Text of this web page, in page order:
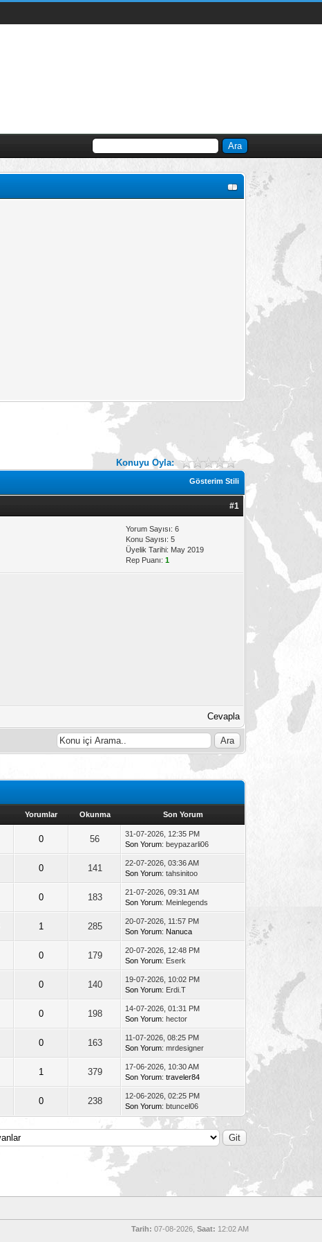
Konuyu Oyla:
Gösterim Stili
#1
Yorum Sayısı: 6
Konu Sayısı: 5
Üyelik Tarihi: May 2019
Rep Puanı:1
Cevapla
Yorumlar Okunma Son Yorum
0 56
31-07-2026, 12:35 PM
Son Yorum: beypazarli06
0 141
22-07-2026, 03:36 AM
Son Yorum: tahsinitoo
0 183
21-07-2026, 09:31 AM
Son Yorum: Meinlegends
1 285
20-07-2026, 11:57 PM
Son Yorum: Nanuca
0 179
20-07-2026, 12:48 PM
Son Yorum: Eserk
0 140
19-07-2026, 10:02 PM
Son Yorum: Erdi.T
0 198
14-07-2026, 01:31 PM
Son Yorum: hector
0 163
11-07-2026, 08:25 PM
Son Yorum: mrdesigner
1 379
17-06-2026, 10:30 AM
Son Yorum:traveler84
0 238
12-06-2026, 02:25 PM
Son Yorum: btuncel06
Tarih: 07-08-2026,Saat: 12:02 AM